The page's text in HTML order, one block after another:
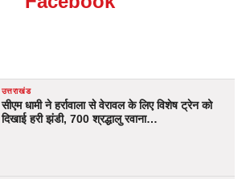
उत्तराखंड
सीएम धामी ने हर्रावाला से वेरावल के लिए विशेष ट्रेन को
दिखाई हरी झंडी, 700 श्रद्धालु रवाना…